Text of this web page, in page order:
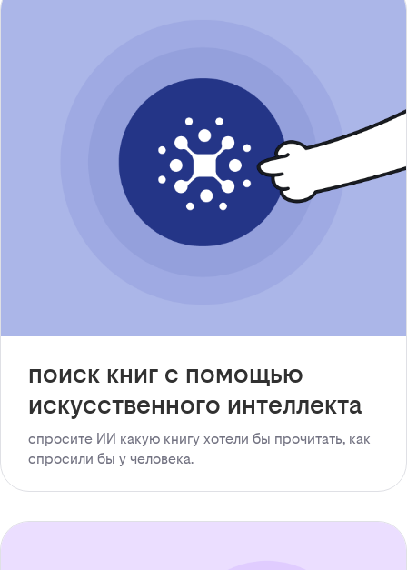
поиск книг с помощью
искусственного интеллекта
спросите ИИ какую книгу хотели бы прочитать, как
спросили бы у человека.